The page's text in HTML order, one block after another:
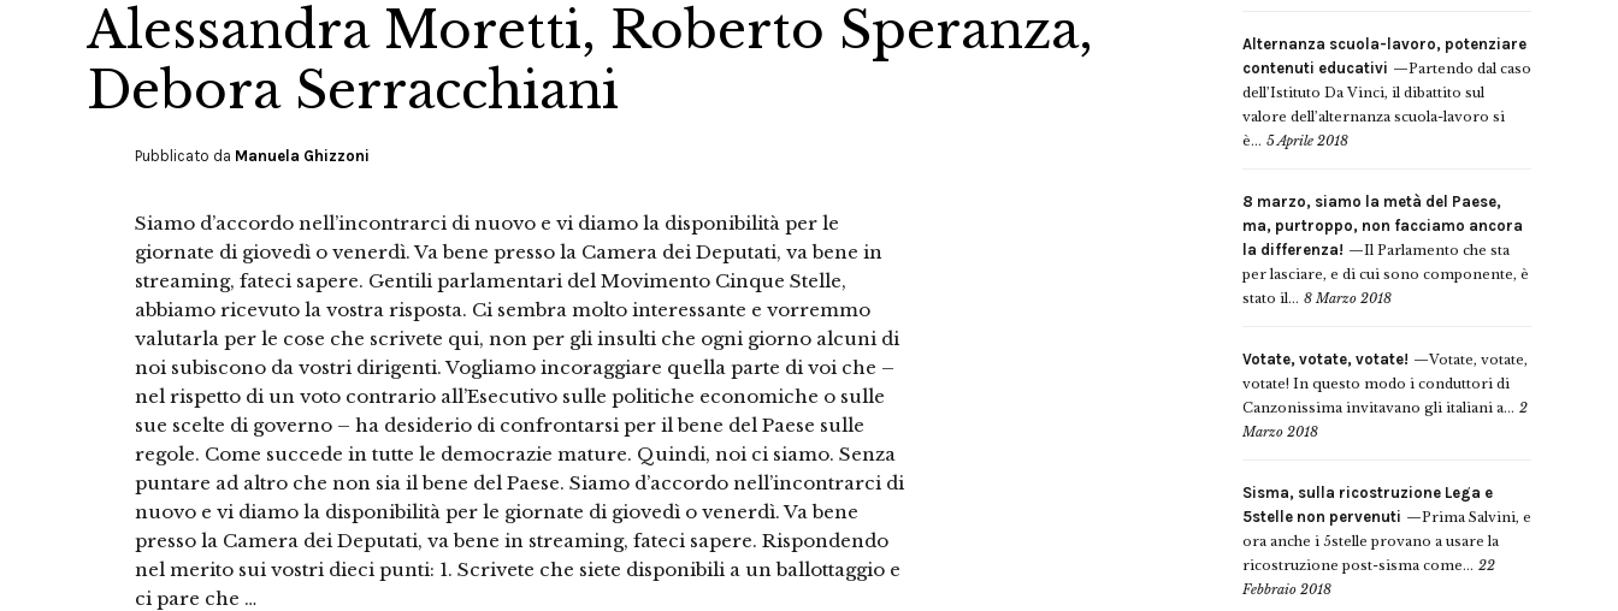
Alessandra Moretti, Roberto Speranza,
Debora Serracchiani
Pubblicato da Manuela Ghizzoni
Siamo d’accordo nell’incontrarci di nuovo e vi diamo la disponibilità per le
giornate di giovedì o venerdì. Va bene presso la Camera dei Deputati, va bene in
streaming, fateci sapere. Gentili parlamentari del Movimento Cinque Stelle,
abbiamo ricevuto la vostra risposta. Ci sembra molto interessante e vorremmo
valutarla per le cose che scrivete qui, non per gli insulti che ogni giorno alcuni di
noi subiscono da vostri dirigenti. Vogliamo incoraggiare quella parte di voi che –
nel rispetto di un voto contrario all’Esecutivo sulle politiche economiche o sulle
sue scelte di governo – ha desiderio di confrontarsi per il bene del Paese sulle
regole. Come succede in tutte le democrazie mature. Quindi, noi ci siamo. Senza
puntare ad altro che non sia il bene del Paese. Siamo d’accordo nell’incontrarci di
nuovo e vi diamo la disponibilità per le giornate di giovedì o venerdì. Va bene
presso la Camera dei Deputati, va bene in streaming, fateci sapere. Rispondendo
nel merito sui vostri dieci punti: 1. Scrivete che siete disponibili a un ballottaggio e
ci pare che …
Alternanza scuola-lavoro, potenziare
contenuti educativi
Partendo dal caso
dell’Istituto Da Vinci, il dibattito sul
valore dell’alternanza scuola-lavoro si
è... 5 Aprile 2018
8 marzo, siamo la metà del Paese,
ma, purtroppo, non facciamo ancora
la differenza!
Il Parlamento che sta
per lasciare, e di cui sono componente, è
stato il... 8 Marzo 2018
Votate, votate, votate!
Votate, votate,
votate! In questo modo i conduttori di
Canzonissima invitavano gli italiani a... 2
Marzo 2018
Sisma, sulla ricostruzione Lega e
5stelle non pervenuti
Prima Salvini, e
ora anche i 5stelle provano a usare la
ricostruzione post-sisma come... 22
Febbraio 2018